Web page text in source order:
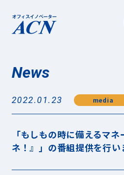
法人のお客様
個人のお客様
About ACN
ACNについて
事業内容
News
2022.01.23 media
「もしもの時に備えるマ
ネ！』」の番組提供を行い